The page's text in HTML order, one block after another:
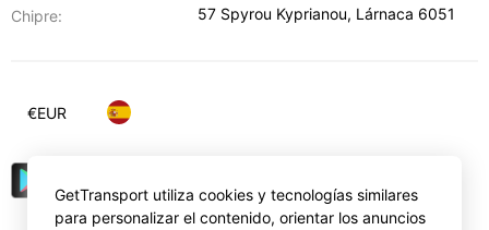
Chipre: 57 Spyrou Kyprianou, Lárnaca 6051
€EUR
GetTransport utiliza cookies y tecnologías similares
para personalizar el contenido, orientar los anuncios